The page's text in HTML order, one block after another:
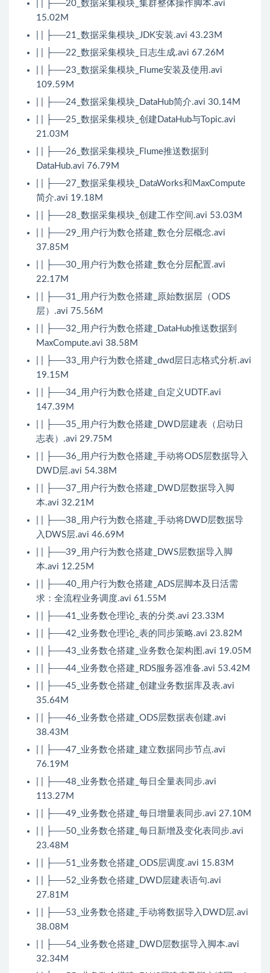
| | ├──20_数据采集模块_集群整体操作脚本.avi
15.02M
| | ├──21_数据采集模块_JDK安装.avi 43.23M
| | ├──22_数据采集模块_日志生成.avi 67.26M
| | ├──23_数据采集模块_Flume安装及使用.avi
109.59M
| | ├──24_数据采集模块_DataHub简介.avi 30.14M
| | ├──25_数据采集模块_创建DataHub与Topic.avi
21.03M
| | ├──26_数据采集模块_Flume推送数据到
DataHub.avi 76.79M
| | ├──27_数据采集模块_DataWorks和MaxCompute
简介.avi 19.18M
| | ├──28_数据采集模块_创建工作空间.avi 53.03M
| | ├──29_用户行为数仓搭建_数仓分层概念.avi
37.85M
| | ├──30_用户行为数仓搭建_数仓分层配置.avi
22.17M
| | ├──31_用户行为数仓搭建_原始数据层（ODS
层）.avi 75.56M
| | ├──32_用户行为数仓搭建_DataHub推送数据到
MaxCompute.avi 38.58M
| | ├──33_用户行为数仓搭建_dwd层日志格式分析.avi
19.15M
| | ├──34_用户行为数仓搭建_自定义UDTF.avi
147.39M
| | ├──35_用户行为数仓搭建_DWD层建表（启动日
志表）.avi 29.75M
| | ├──36_用户行为数仓搭建_手动将ODS层数据导入
DWD层.avi 54.38M
| | ├──37_用户行为数仓搭建_DWD层数据导入脚
本.avi 32.21M
| | ├──38_用户行为数仓搭建_手动将DWD层数据导
入DWS层.avi 46.69M
| | ├──39_用户行为数仓搭建_DWS层数据导入脚
本.avi 12.25M
| | ├──40_用户行为数仓搭建_ADS层脚本及日活需
求：全流程业务调度.avi 61.55M
| | ├──41_业务数仓理论_表的分类.avi 23.33M
| | ├──42_业务数仓理论_表的同步策略.avi 23.82M
| | ├──43_业务数仓搭建_业务数仓架构图.avi 19.05M
| | ├──44_业务数仓搭建_RDS服务器准备.avi 53.42M
| | ├──45_业务数仓搭建_创建业务数据库及表.avi
35.64M
| | ├──46_业务数仓搭建_ODS层数据表创建.avi
38.43M
| | ├──47_业务数仓搭建_建立数据同步节点.avi
76.19M
| | ├──48_业务数仓搭建_每日全量表同步.avi
113.27M
| | ├──49_业务数仓搭建_每日增量表同步.avi 27.10M
| | ├──50_业务数仓搭建_每日新增及变化表同步.avi
23.48M
| | ├──51_业务数仓搭建_ODS层调度.avi 15.83M
| | ├──52_业务数仓搭建_DWD层建表语句.avi
27.81M
| | ├──53_业务数仓搭建_手动将数据导入DWD层.avi
38.08M
| | ├──54_业务数仓搭建_DWD层数据导入脚本.avi
32.34M